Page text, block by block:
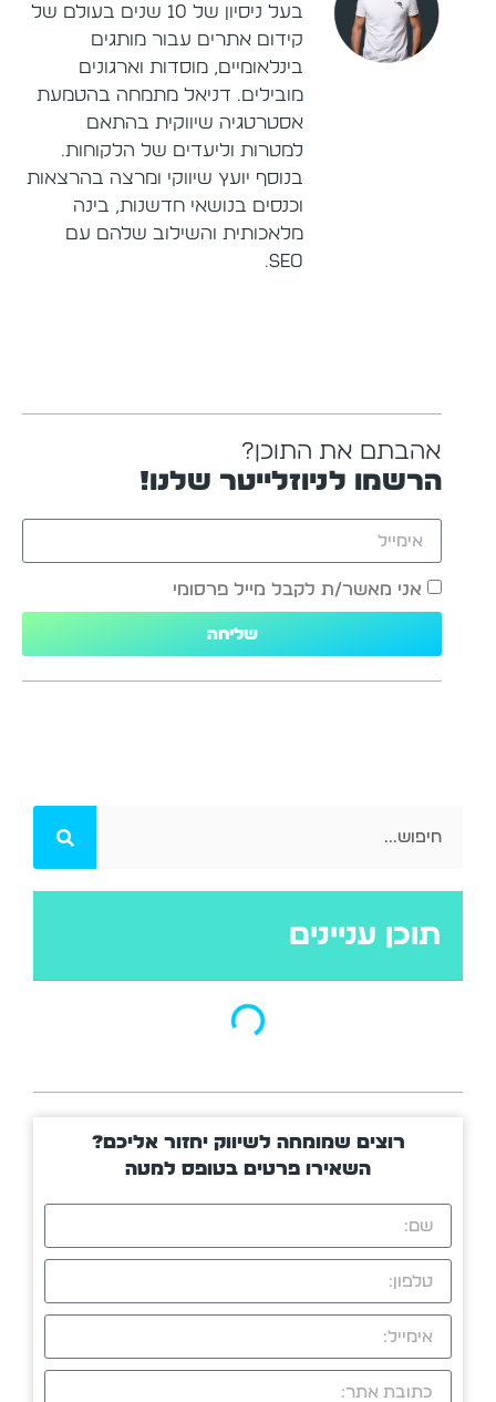
תוכן עניינים
רוצים שמומחה לשיווק יחזור אליכם?
השאירו פרטים בטופס למטה
בעל ניסיון של 10 שנים בעולם של
קידום אתרים עבור מותגים
בינלאומיים, מוסדות וארגונים
מובילים. דניאל מתמחה בהטמעת
אסטרטגיה שיווקית בהתאם
למטרות וליעדים של הלקוחות.
בנוסף יועץ שיווקי ומרצה בהרצאות
וכנסים בנושאי חדשנות, בינה
מלאכותית והשילוב שלהם עם
SEO.
אהבתם את התוכן?
הרשמו לניוזלייטר שלנו!
אני מאשר/ת לקבל מייל פרסומי
שליחה